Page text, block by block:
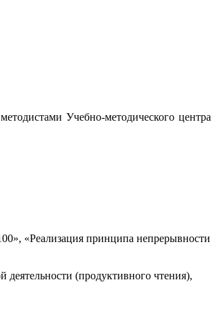
Учебно-методического центра
«Реализация принципа непрерывности
(продуктивного чтения),